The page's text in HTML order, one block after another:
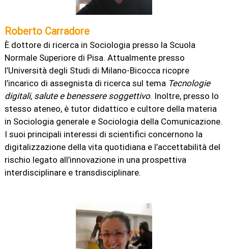
Roberto Carradore
È dottore di ricerca in Sociologia presso la Scuola
Normale Superiore di Pisa. Attualmente presso
l’Università degli Studi di Milano-Bicocca ricopre
l’incarico di assegnista di ricerca sul tema Tecnologie
digitali, salute e benessere soggettivo. Inoltre, presso lo
stesso ateneo, è tutor didattico e cultore della materia
in Sociologia generale e Sociologia della Comunicazione.
I suoi principali interessi di scientifici concernono la
digitalizzazione della vita quotidiana e l’accettabilità del
rischio legato all’innovazione in una prospettiva
interdisciplinare e transdisciplinare.